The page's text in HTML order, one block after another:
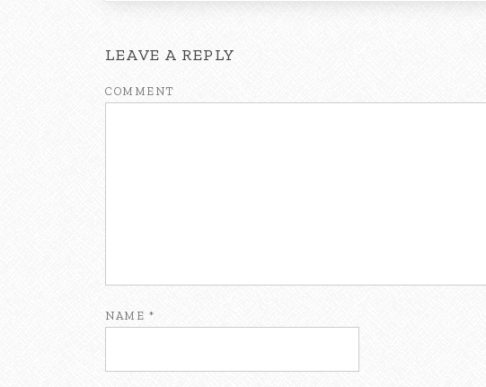
LEAVE A REPLY
COMMENT
NAME *